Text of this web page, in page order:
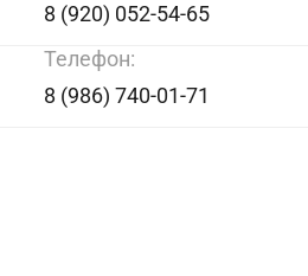
8 (920) 052-54-65
Телефон:
8 (986) 740-01-71